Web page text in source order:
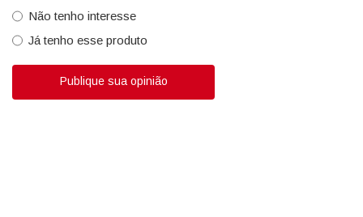
Não tenho interesse
Já tenho esse produto
Publique sua opinião